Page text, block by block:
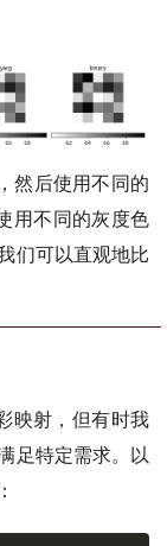
然后使用不同的
用不同的灰度色
们可以直观地比
映射，但有时我
足特定需求。以